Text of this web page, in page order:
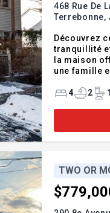
468 Rue De
Terrebonne,
Découvrez
tranquillité
la maison
une famille
et de toutes
4 2 1
TWO OR